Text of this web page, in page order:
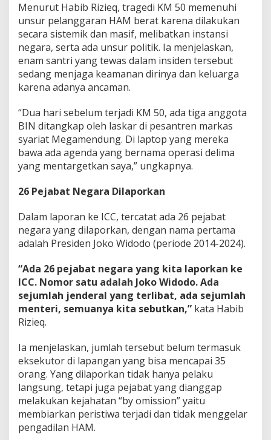
Menurut Habib Rizieq, tragedi KM 50 memenuhi
unsur pelanggaran HAM berat karena dilakukan
secara sistemik dan masif, melibatkan instansi
negara, serta ada unsur politik. Ia menjelaskan,
enam santri yang tewas dalam insiden tersebut
sedang menjaga keamanan dirinya dan keluarga
karena adanya ancaman.
“Dua hari sebelum terjadi KM 50, ada tiga anggota
BIN ditangkap oleh laskar di pesantren markas
syariat Megamendung. Di laptop yang mereka
bawa ada agenda yang bernama operasi delima
yang mentargetkan saya,” ungkapnya.
26 Pejabat Negara Dilaporkan
Dalam laporan ke ICC, tercatat ada 26 pejabat
negara yang dilaporkan, dengan nama pertama
adalah Presiden Joko Widodo (periode 2014-2024).
“Ada 26 pejabat negara yang kita laporkan ke
ICC. Nomor satu adalah Joko Widodo. Ada
sejumlah jenderal yang terlibat, ada sejumlah
menteri, semuanya kita sebutkan,” kata Habib
Rizieq.
Ia menjelaskan, jumlah tersebut belum termasuk
eksekutor di lapangan yang bisa mencapai 35
orang. Yang dilaporkan tidak hanya pelaku
langsung, tetapi juga pejabat yang dianggap
melakukan kejahatan “by omission” yaitu
membiarkan peristiwa terjadi dan tidak menggelar
pengadilan HAM.